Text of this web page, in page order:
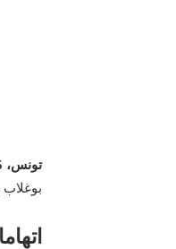
تونس، 5 أبريل 2024 –